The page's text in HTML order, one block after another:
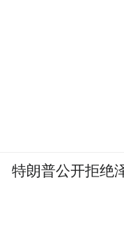
特朗普公开拒绝